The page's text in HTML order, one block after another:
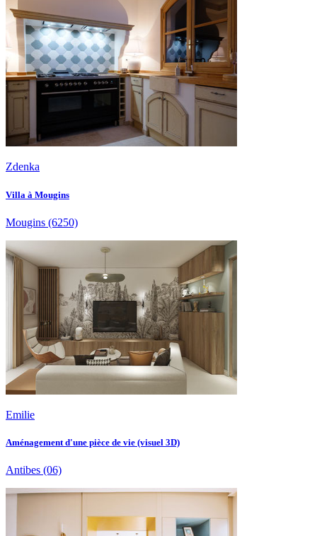
Zdenka
Villa à Mougins
Mougins (6250)
Emilie
Aménagement d'une pièce de vie (visuel 3D)
Antibes (06)